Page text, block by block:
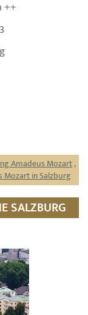
++
Amadeus Mozart,
in Salzburg
SALZBURG